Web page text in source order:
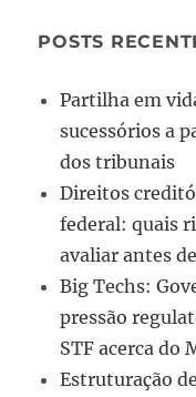
POSTS
Partilha em
sucessórios a
dos tribunais
Direitos
federal: quais
avaliar antes
Big Techs:
pressão
STF acerca do
Estruturação